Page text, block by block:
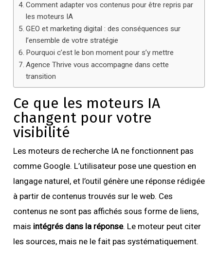
Comment adapter vos contenus pour être repris par
les moteurs IA
GEO et marketing digital : des conséquences sur
l’ensemble de votre stratégie
Pourquoi c’est le bon moment pour s’y mettre
Agence Thrive vous accompagne dans cette
transition
Ce que les moteurs IA
changent pour votre
visibilité
Les moteurs de recherche IA ne fonctionnent pas
comme Google. L’utilisateur pose une question en
langage naturel, et l’outil génère une réponse rédigée
à partir de contenus trouvés sur le web. Ces
contenus ne sont pas affichés sous forme de liens,
mais intégrés dans la réponse. Le moteur peut citer
les sources, mais ne le fait pas systématiquement.